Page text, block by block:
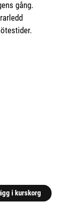
gång.
i kurskorg